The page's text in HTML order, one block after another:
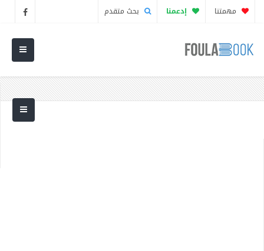
مهمتنا إدعمنا بحث متقدم